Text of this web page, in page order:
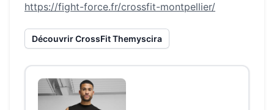
https://fight-force.fr/crossfit-montpellier/
DécouvrirCrossFit Themyscira